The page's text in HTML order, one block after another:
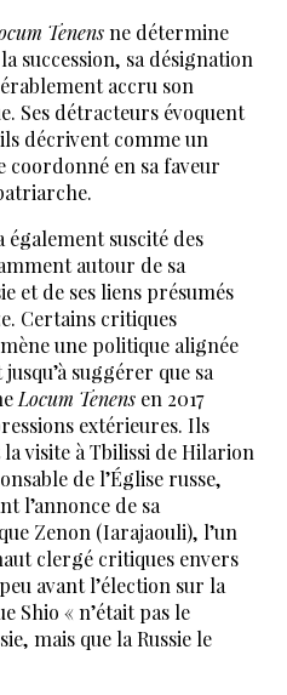
Tenensne détermine
succession, sa désignation
accru son
Ses détracteurs évoquent
décrivent comme un
coordonné en sa faveur
également suscité des
autour de sa
et de ses liens présumés
Certains critiques
une politique alignée
suggérer que sa
Locum Tenensen 2017
extérieures. Ils
visite à Tbilissi de Hilarion
de l’Église russe,
l’annonce de sa
Zenon (Iarajaouli), l’un
clergé critiques envers
avant l’élection sur la
Shio « n’était pas le
mais que la Russie le